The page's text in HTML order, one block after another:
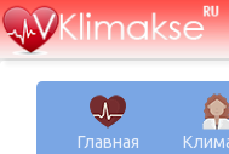
Главная